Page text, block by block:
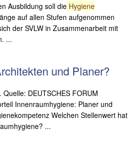
Ausbildung soll die Hygiene
auf allen Stufen aufgenommen
der SVLW in Zusammenarbeit mit
...
und Planer?
Quelle: DEUTSCHES FORUM
Innenraumhygiene: Planer und
Welchen Stellenwert hat
...